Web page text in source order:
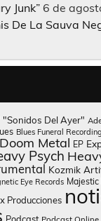
Junk” 6 de
De La Sauva
"Sonidos Del Ayer"
Blues Funeral
Doom Metal EP
Psych
Kozmik
Eye Records
Producciones